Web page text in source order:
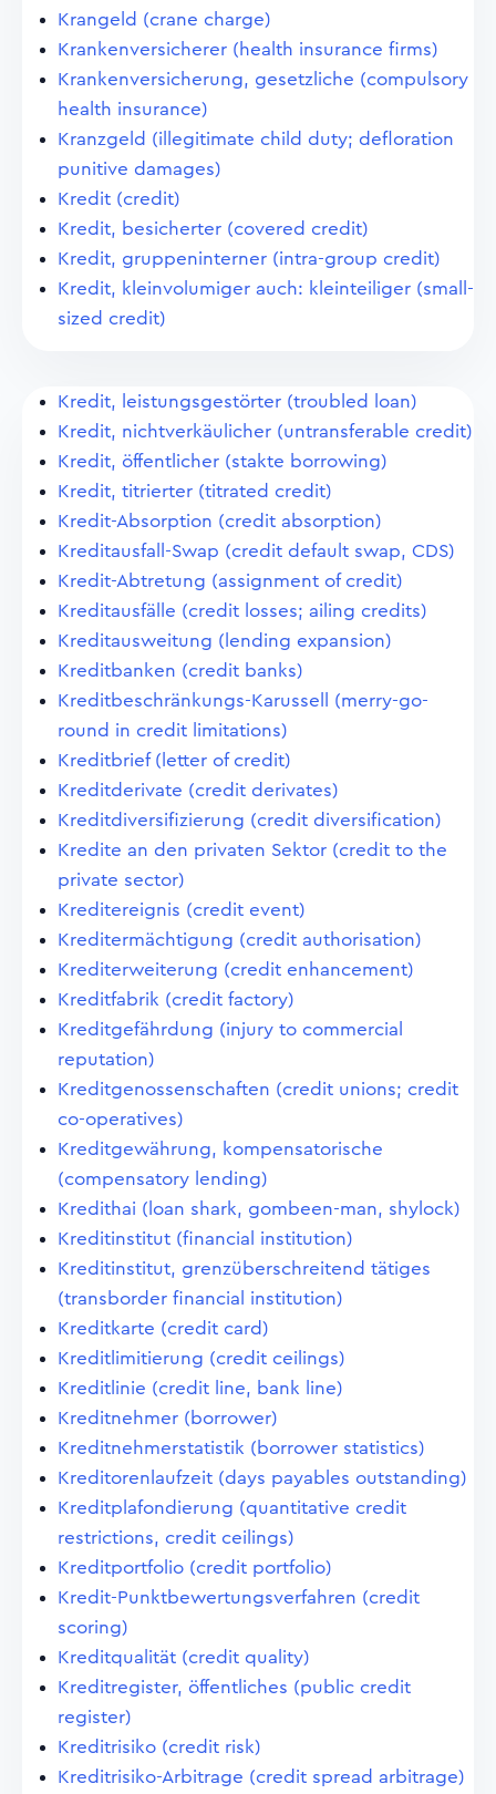
Krangeld (crane charge)
Krankenversicherer (health insurance firms)
Krankenversicherung, gesetzliche (compulsory
health insurance)
Kranzgeld (illegitimate child duty; defloration
punitive damages)
Kredit (credit)
Kredit, besicherter (covered credit)
Kredit, gruppeninterner (intra-group credit)
Kredit, kleinvolumiger auch: kleinteiliger (small-
sized credit)
Kredit, leistungsgestörter (troubled loan)
Kredit, nichtverkäulicher (untransferable credit)
Kredit, öffentlicher (stakte borrowing)
Kredit, titrierter (titrated credit)
Kredit-Absorption (credit absorption)
Kreditausfall-Swap (credit default swap, CDS)
Kredit-Abtretung (assignment of credit)
Kreditausfälle (credit losses; ailing credits)
Kreditausweitung (lending expansion)
Kreditbanken (credit banks)
Kreditbeschränkungs-Karussell (merry-go-
round in credit limitations)
Kreditbrief (letter of credit)
Kreditderivate (credit derivates)
Kreditdiversifizierung (credit diversification)
Kredite an den privaten Sektor (credit to the
private sector)
Kreditereignis (credit event)
Kreditermächtigung (credit authorisation)
Krediterweiterung (credit enhancement)
Kreditfabrik (credit factory)
Kreditgefährdung (injury to commercial
reputation)
Kreditgenossenschaften (credit unions; credit
co-operatives)
Kreditgewährung, kompensatorische
(compensatory lending)
Kredithai (loan shark, gombeen-man, shylock)
Kreditinstitut (financial institution)
Kreditinstitut, grenzüberschreitend tätiges
(transborder financial institution)
Kreditkarte (credit card)
Kreditlimitierung (credit ceilings)
Kreditlinie (credit line, bank line)
Kreditnehmer (borrower)
Kreditnehmerstatistik (borrower statistics)
Kreditorenlaufzeit (days payables outstanding)
Kreditplafondierung (quantitative credit
restrictions, credit ceilings)
Kreditportfolio (credit portfolio)
Kredit-Punktbewertungsverfahren (credit
scoring)
Kreditqualität (credit quality)
Kreditregister, öffentliches (public credit
register)
Kreditrisiko (credit risk)
Kreditrisiko-Arbitrage (credit spread arbitrage)